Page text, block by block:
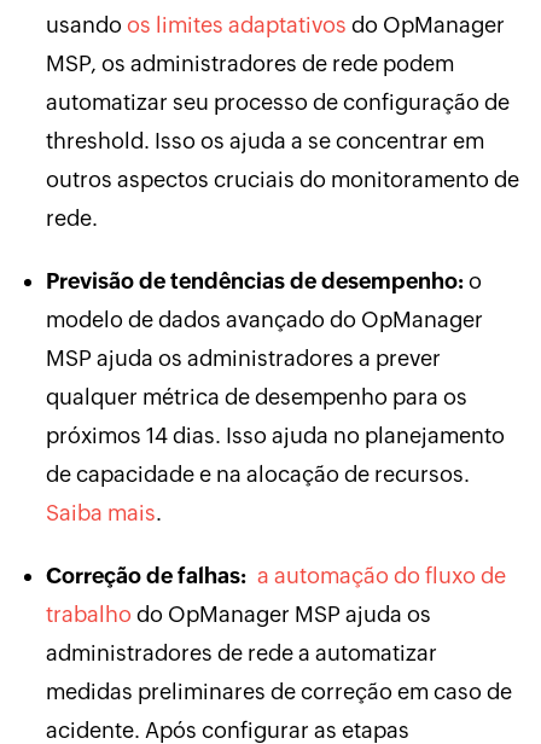
usando os limites adaptativos do OpManager
MSP, os administradores de rede podem
automatizar seu processo de configuração de
threshold. Isso os ajuda a se concentrar em
outros aspectos cruciais do monitoramento de
rede.
Previsão de tendências de desempenho:o
modelo de dados avançado do OpManager
MSP ajuda os administradores a prever
qualquer métrica de desempenho para os
próximos 14 dias. Isso ajuda no planejamento
de capacidade e na alocação de recursos.
Saiba mais.
Correção de falhas: a automação do fluxo de
trabalho do OpManager MSP ajuda os
administradores de rede a automatizar
medidas preliminares de correção em caso de
acidente. Após configurar as etapas